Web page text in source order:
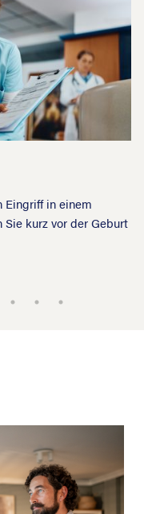
Eingriff in einem
Sie kurz vor der Geburt